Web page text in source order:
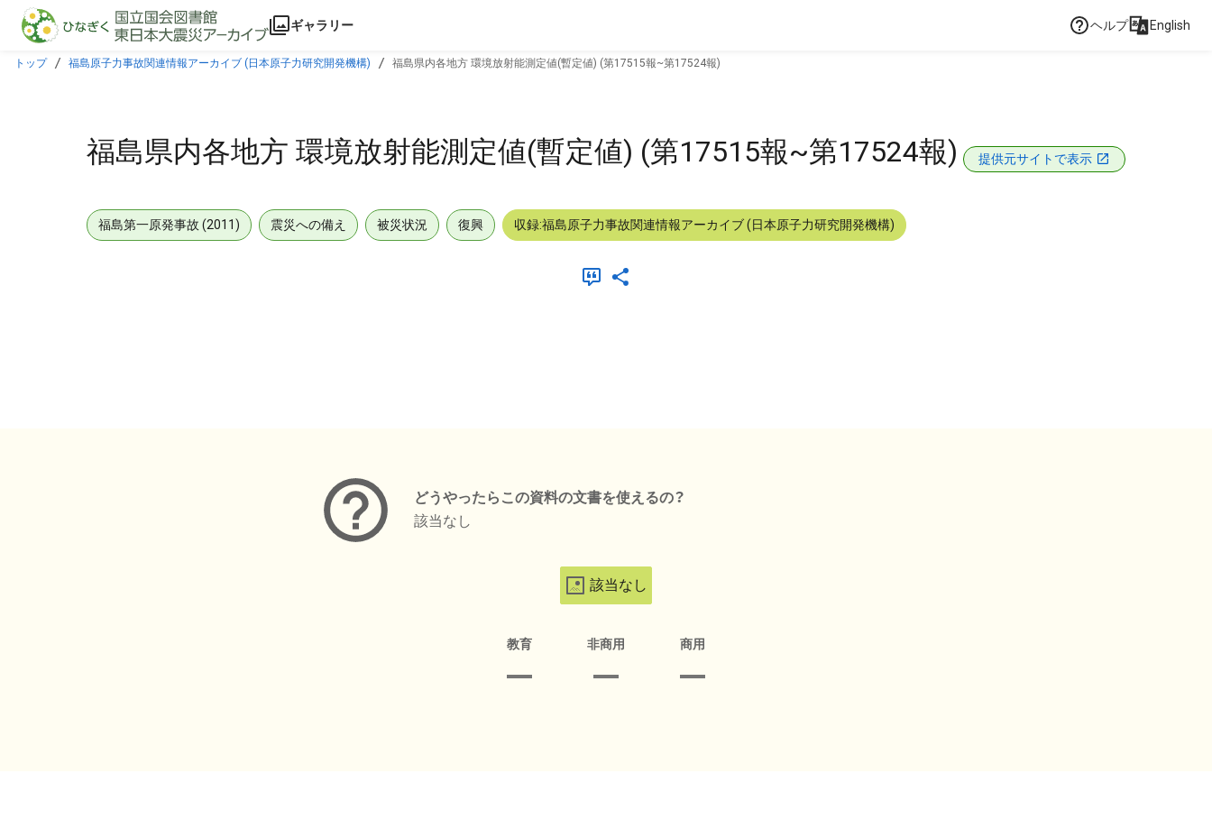
本文に飛ぶ
ギャラリー ヘルプ English
トップ 福島原子力事故関連情報アーカイブ (日本原子力研究開発機構) 福島県内各地方 環境放射能測定値(暫定値) (第17515報~第17524報)
福島県内各地方 環境放射能測定値(暫定値) (第17515報~第17524報) 提供元サイトで表示
福島第一原発事故 (2011) 震災への備え 被災状況 復興 収録:福島原子力事故関連情報アーカイブ (日本原子力研究開発機構)
どうやったらこの資料の文書を使えるの？
該当なし
該当なし
教育 非商用 商用